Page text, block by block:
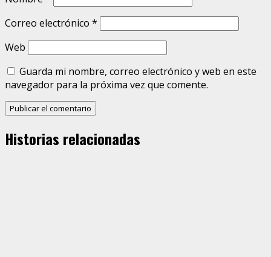
Correo electrónico *
Web
Guarda mi nombre, correo electrónico y web en este
navegador para la próxima vez que comente.
Historias relacionadas